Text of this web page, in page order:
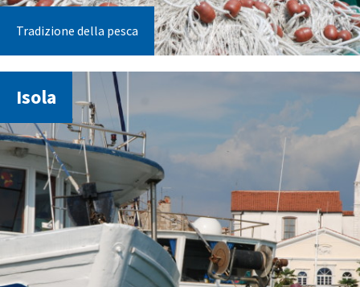
Tradizione della pesca
Isola